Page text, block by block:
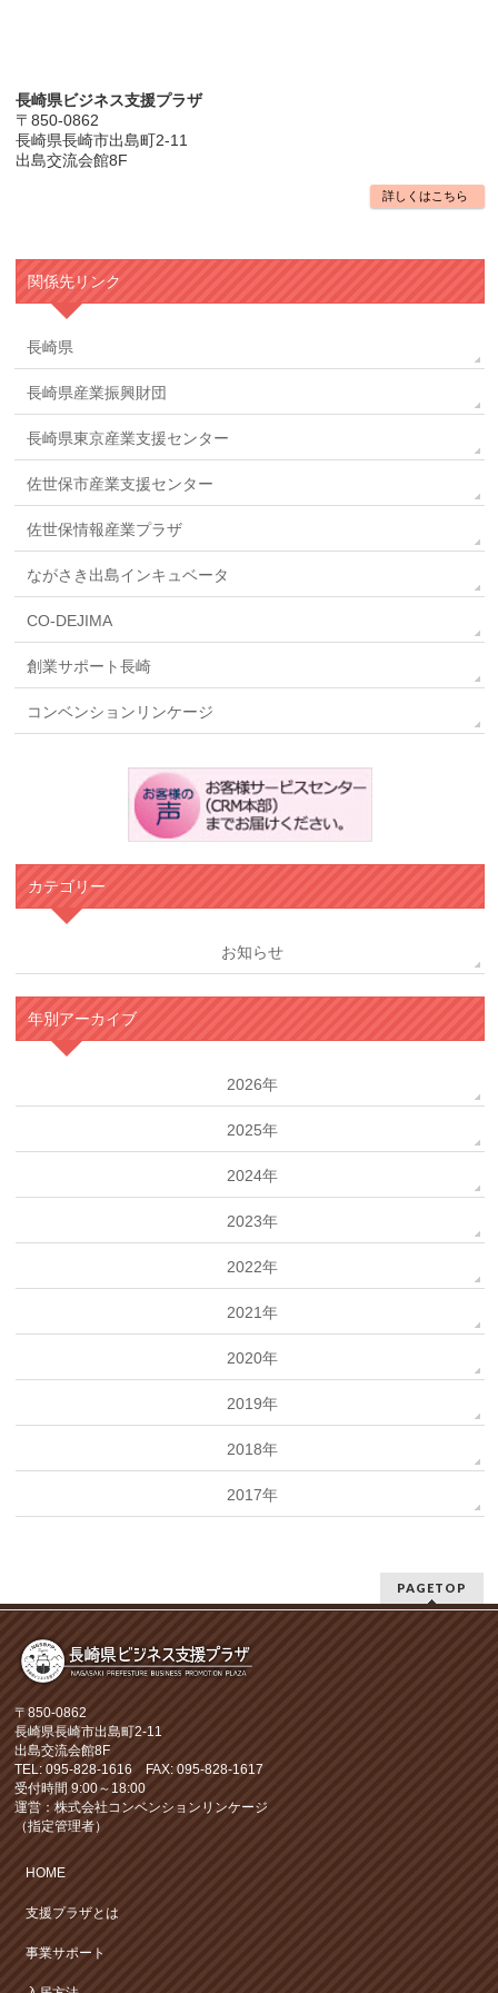
長崎県ビジネス支援プラザ
〒850-0862
長崎県長崎市出島町2-11
出島交流会館8F
詳しくはこちら
関係先リンク
長崎県
長崎県産業振興財団
長崎県東京産業支援センター
佐世保市産業支援センター
佐世保情報産業プラザ
ながさき出島インキュベータ
CO-DEJIMA
創業サポート長崎
コンベンションリンケージ
カテゴリー
お知らせ
年別アーカイブ
2026年
2025年
2024年
2023年
2022年
2021年
2020年
2019年
2018年
2017年
PAGETOP
〒850-0862
長崎県長崎市出島町2-11
出島交流会館8F
TEL: 095-828-1616 FAX: 095-828-1617
受付時間 9:00～18:00
運営：株式会社コンベンションリンケージ
（指定管理者）
HOME
支援プラザとは
事業サポート